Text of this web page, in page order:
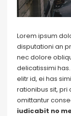
Lorem ipsum
disputationi an
nec dolore
delicatissimi
elitr id, ei has
rationibus sit, pri
omittantur
iudicabit no